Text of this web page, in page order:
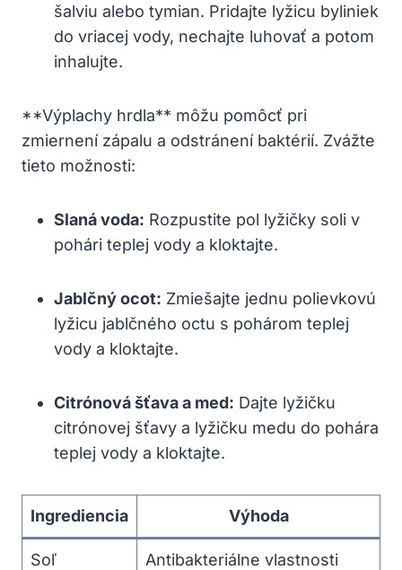
šalviu alebo tymian. Pridajte lyžicu byliniek
do vriacej vody, nechajte luhovať a potom
inhalujte.
**Výplachy hrdla** môžu pomôcť pri
zmiernení zápalu a odstránení baktérií. Zvážte
tieto možnosti:
Slaná voda: Rozpustite pol lyžičky soli v
pohári teplej vody a kloktajte.
Jablčný ocot: Zmiešajte jednu polievkovú
lyžicu jablčného octu s pohárom teplej
vody a kloktajte.
Citrónová šťava a med: Dajte lyžičku
citrónovej šťavy a lyžičku medu do pohára
teplej vody a kloktajte.
Ingrediencia Výhoda
Soľ Antibakteriálne vlastnosti